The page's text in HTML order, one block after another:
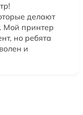
делают
Мой принтер
но ребята
и